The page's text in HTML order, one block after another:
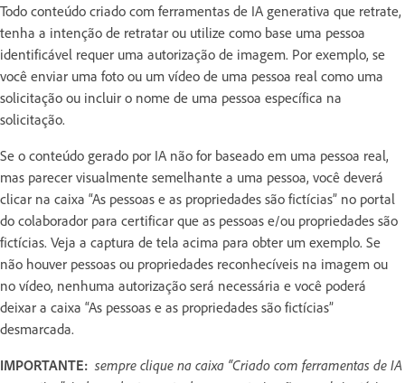
Todo conteúdo criado com ferramentas de IA generativa que retrate,
tenha a intenção de retratar ou utilize como base uma pessoa
identificável requer uma autorização de imagem. Por exemplo, se
você enviar uma foto ou um vídeo de uma pessoa real como uma
solicitação ou incluir o nome de uma pessoa específica na
solicitação.
Se o conteúdo gerado por IA não for baseado em uma pessoa real,
mas parecer visualmente semelhante a uma pessoa, você deverá
clicar na caixa “As pessoas e as propriedades são fictícias” no portal
do colaborador para certificar que as pessoas e/ou propriedades são
fictícias. Veja a captura de tela acima para obter um exemplo. Se
não houver pessoas ou propriedades reconhecíveis na imagem ou
no vídeo, nenhuma autorização será necessária e você poderá
deixar a caixa “As pessoas e as propriedades são fictícias”
desmarcada.
IMPORTANTE: sempre clique na caixa “Criado com ferramentas de IA